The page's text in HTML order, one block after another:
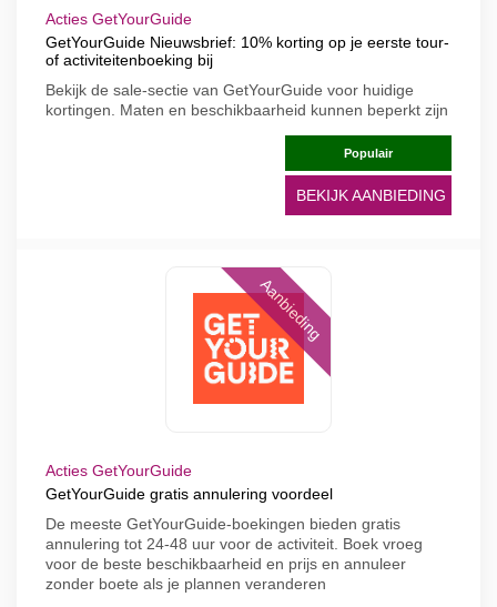
Acties GetYourGuide
GetYourGuide Nieuwsbrief: 10% korting op je eerste tour-
of activiteitenboeking bij
Bekijk de sale-sectie van GetYourGuide voor huidige
kortingen. Maten en beschikbaarheid kunnen beperkt zijn
Populair
BEKIJK AANBIEDING
Aanbieding
Acties GetYourGuide
GetYourGuide gratis annulering voordeel
De meeste GetYourGuide-boekingen bieden gratis
annulering tot 24-48 uur voor de activiteit. Boek vroeg
voor de beste beschikbaarheid en prijs en annuleer
zonder boete als je plannen veranderen